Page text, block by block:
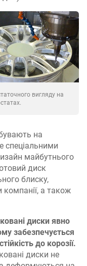
вигляду на
на
спеціальними
майбутнього
диск
блиску,
компанії, а також
диски явно
забезпечується
до корозії.
диски не